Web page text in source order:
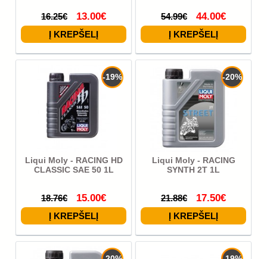
16.25€ 13.00€ 54.99€ 44.00€
-19%
Liqui Moly - RACING HD
CLASSIC SAE 50 1L
18.76€ 15.00€
-20%
Liqui Moly - RACING
SYNTH 2T 1L
21.88€ 17.50€